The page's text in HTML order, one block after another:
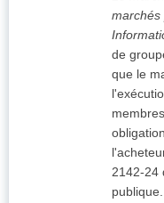
marchés
de
que le
2142-24